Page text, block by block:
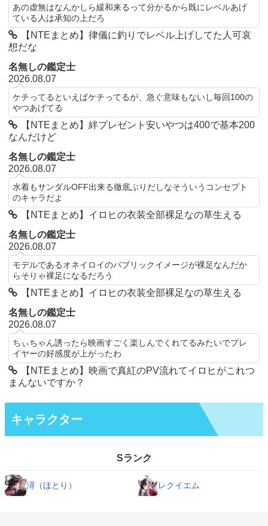
あの虚無はなんかしら緩和来るって分かるから既にレベルあげ
ている人は承知の上だろ
【NTEまとめ】律儀に釣りでレベル上げしてた人可哀
想だな
名無しの鑑定士
2026.08.07
ケチってるといえばケチってるが、急ぐ意味もないし毎回100の
やつあげてる
【NTEまとめ】絆プレゼント安いやつは400で基本200
なんだけど
名無しの鑑定士
2026.08.07
水着もサンダルOFF出来る徹底ぶりだしなそういうコンセプト
のキャラだよ
【NTEまとめ】イロヒの衣装全部裸足なの草生える
名無しの鑑定士
2026.08.07
モデルであるオネイロイのパブリックイメージが裸足なんだか
らそりゃ裸足になるだろう
【NTEまとめ】イロヒの衣装全部裸足なの草生える
名無しの鑑定士
2026.08.07
ちぃちゃん誘ったら映画すごく楽しんでくれてるみたいでプレ
イヤーの好感度が上がったわ
【NTEまとめ】映画で真紅のPV流れてイロヒがこれつ
まんないですか？
キャラクター
Sランク
潯（ほとり） レクイエム